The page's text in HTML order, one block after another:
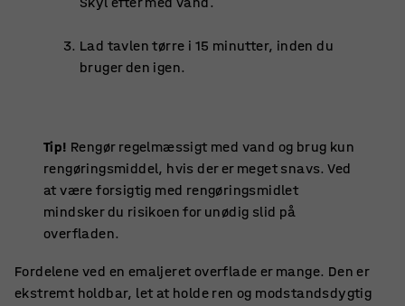
Lad tavlen tørre i 15 minutter, inden du
bruger den igen.
Tip! Rengør regelmæssigt med vand og brug kun
rengøringsmiddel, hvis der er meget snavs. Ved
at være forsigtig med rengøringsmidlet
mindsker du risikoen for unødig slid på
overfladen.
Fordelene ved en emaljeret overflade er mange. Den er
ekstremt holdbar, let at holde ren og modstandsdygtig